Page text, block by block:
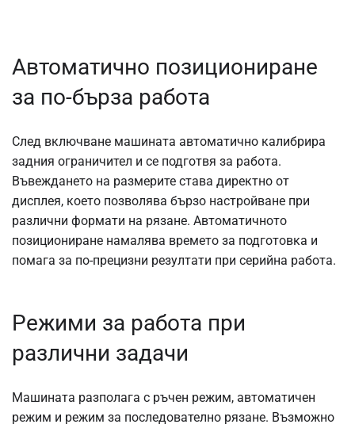
Автоматично позициониране
за по-бърза работа
След включване машината автоматично калибрира
задния ограничител и се подготвя за работа.
Въвеждането на размерите става директно от
дисплея, което позволява бързо настройване при
различни формати на рязане. Автоматичното
позициониране намалява времето за подготовка и
помага за по-прецизни резултати при серийна работа.
Режими за работа при
различни задачи
Машината разполага с ръчен режим, автоматичен
режим и режим за последователно рязане. Възможно